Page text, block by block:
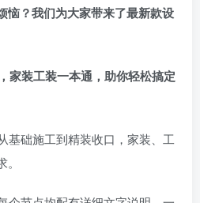
恼？我们为大家带来了最新款设
家装工装一本通，助你轻松搞定
基础施工到精装收口，家装、工